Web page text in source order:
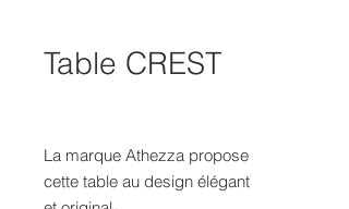
Table CREST
La marque Athezza propose
cette table au design élégant